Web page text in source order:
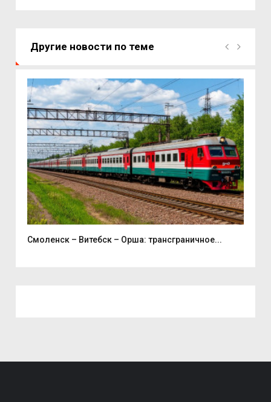
Другие новости по теме
Смоленск – Витебск – Орша: трансграничное...